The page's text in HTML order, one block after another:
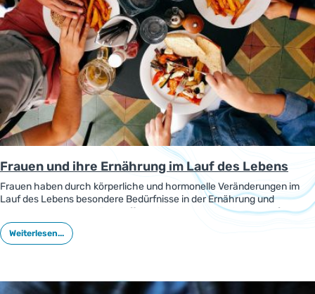
Frauen und ihre Ernährung im Lauf des Lebens
Frauen haben durch körperliche und hormonelle Veränderungen im
Lauf des Lebens besondere Bedürfnisse in der Ernährung und
Versorgung mit Mikronährstoffen. Eine US-amerikanische Konferenz
war der Gesundheit und Ernährung von Frauen gewidmet, die
Ergebnisse wurden in einer Übersicht vorgestellt.
Weiterlesen...